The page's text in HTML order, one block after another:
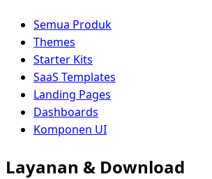
Semua Produk
Themes
Starter Kits
SaaS Templates
Landing Pages
Dashboards
Komponen UI
Layanan & Download